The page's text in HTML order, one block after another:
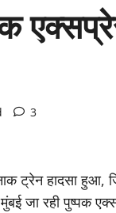
3
ट्रेन हादसा
जा रही पुष्पक